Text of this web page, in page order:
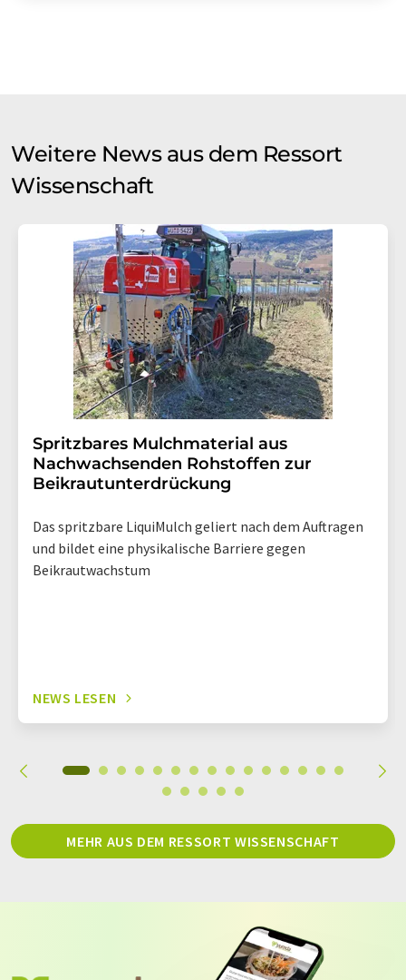
Weitere News aus dem Ressort
Wissenschaft
Spritzbares Mulchmaterial aus
Nachwachsenden Rohstoffen zur
Beikrautunterdrückung
Das spritzbare LiquiMulch geliert nach dem Auftragen
und bildet eine physikalische Barriere gegen
Beikrautwachstum
NEWS LESEN
MEHR AUS DEM RESSORT WISSENSCHAFT